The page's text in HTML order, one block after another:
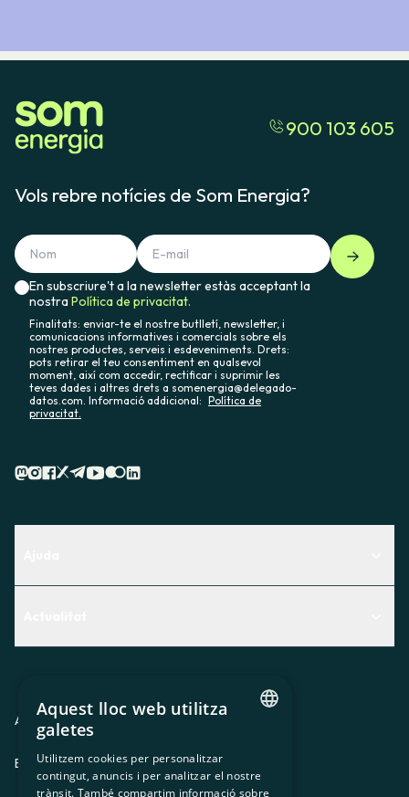
900 103 605
Vols rebre notícies de Som Energia?
En subscriure't a la newsletter estàs acceptant la
nostraPolítica de privacitat.
Finalitats: enviar-te el nostre butlletí, newsletter, i
comunicacions informatives i comercials sobre els
nostres productes, serveis i esdeveniments. Drets:
pots retirar el teu consentiment en qualsevol
moment, així com accedir, rectificar i suprimir les
teves dades i altres drets a somenergia@delegado-
datos.com. Informació addicional: Política de
privacitat.
Premsa
Treballa amb nosaltres
Avis legal
ES CAGLEU
SPANISH
Aquest lloc web utilitza
galetes
Utilitzem cookies per personalitzar
contingut, anuncis i per analitzar el nostre
trànsit. També compartim informació sobre